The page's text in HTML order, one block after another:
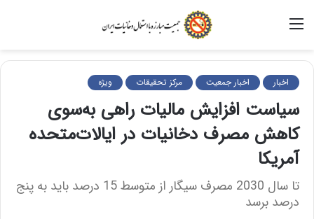
اخبار اخبار جمعیت مرکز تحقیقات ویژه
سیاست افزایش مالیات راهی به‌سوی
کاهش مصرف دخانیات در ایالات‌متحده
آمریکا
تا سال 2030 مصرف سیگار از متوسط 15 درصد باید به پنج
درصد برسد